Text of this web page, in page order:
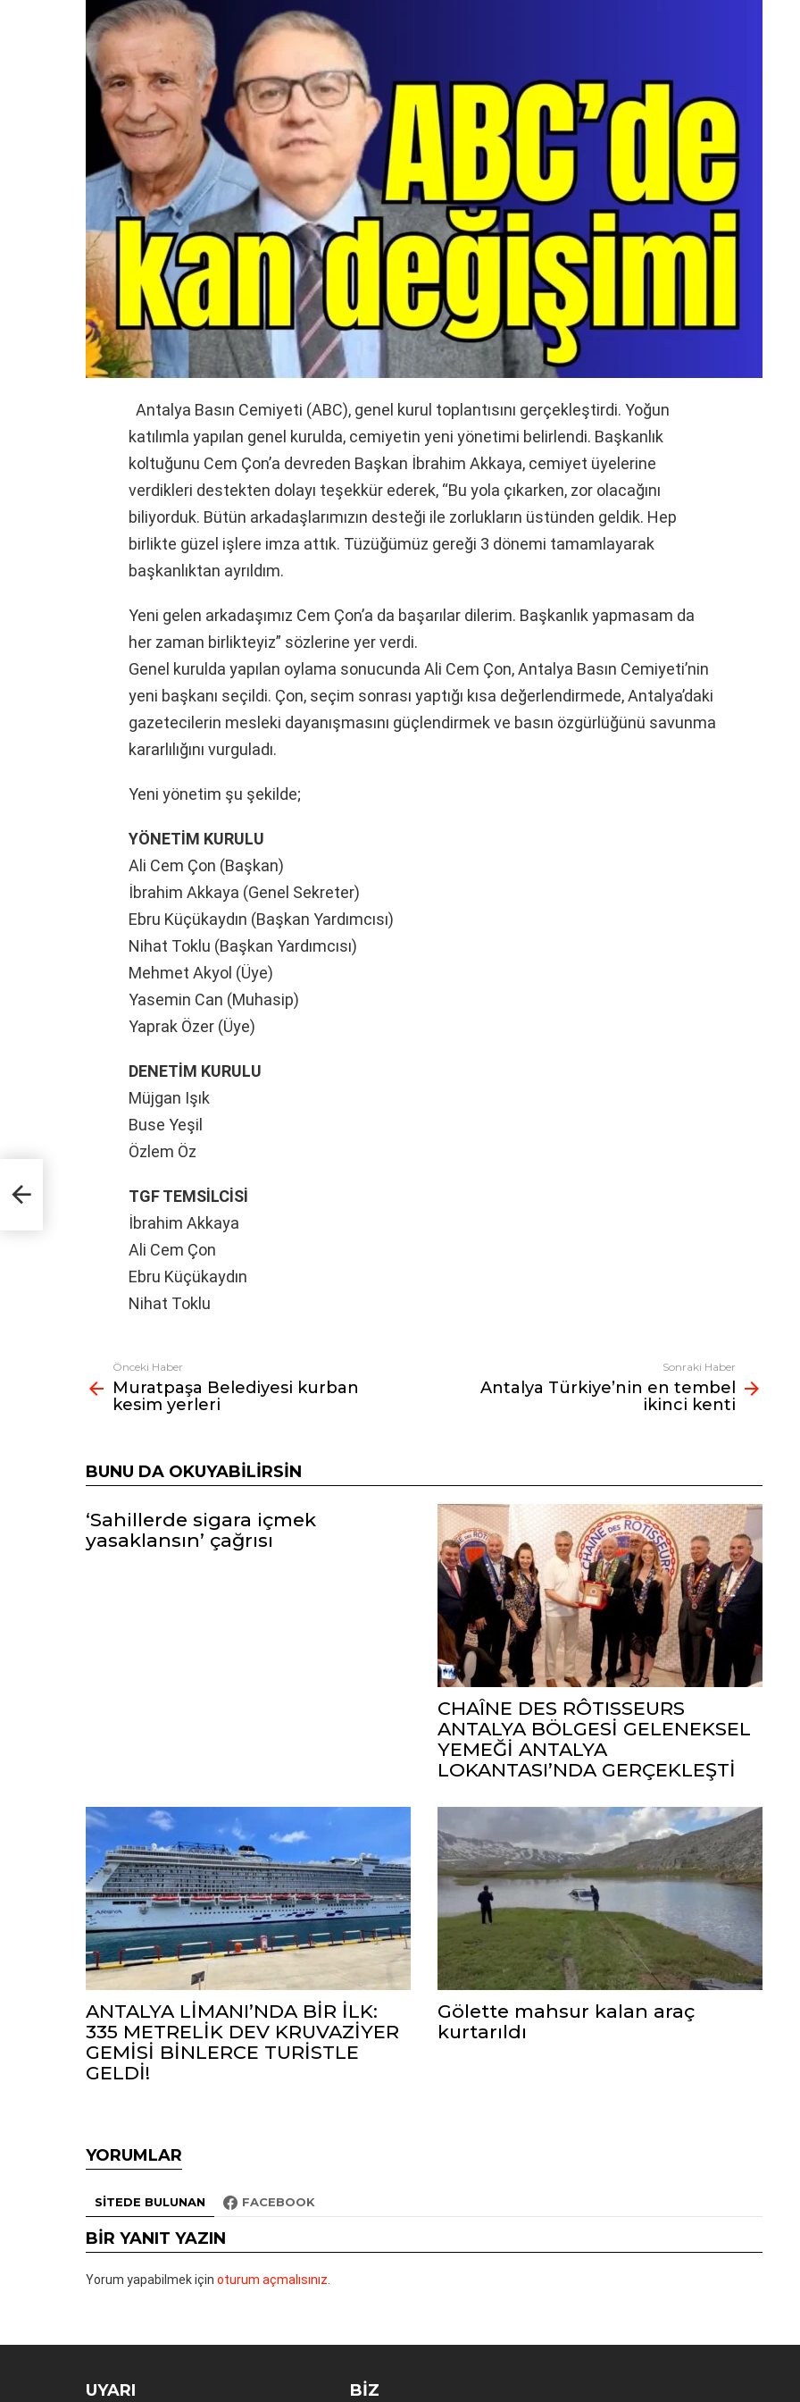
Antalya Basın Cemiyeti (ABC), genel kurul toplantısını gerçekleştirdi. Yoğun
katılımla yapılan genel kurulda, cemiyetin yeni yönetimi belirlendi. Başkanlık
koltuğunu Cem Çon’a devreden Başkan İbrahim Akkaya, cemiyet üyelerine
verdikleri destekten dolayı teşekkür ederek, “Bu yola çıkarken, zor olacağını
biliyorduk. Bütün arkadaşlarımızın desteği ile zorlukların üstünden geldik. Hep
birlikte güzel işlere imza attık. Tüzüğümüz gereği 3 dönemi tamamlayarak
başkanlıktan ayrıldım.
Yeni gelen arkadaşımız Cem Çon’a da başarılar dilerim. Başkanlık yapmasam da
her zaman birlikteyiz” sözlerine yer verdi.
Genel kurulda yapılan oylama sonucunda Ali Cem Çon, Antalya Basın Cemiyeti’nin
yeni başkanı seçildi. Çon, seçim sonrası yaptığı kısa değerlendirmede, Antalya’daki
gazetecilerin mesleki dayanışmasını güçlendirmek ve basın özgürlüğünü savunma
kararlılığını vurguladı.
Yeni yönetim şu şekilde;
YÖNETİM KURULU
Ali Cem Çon (Başkan)
İbrahim Akkaya (Genel Sekreter)
Ebru Küçükaydın (Başkan Yardımcısı)
Nihat Toklu (Başkan Yardımcısı)
Mehmet Akyol (Üye)
Yasemin Can (Muhasip)
Yaprak Özer (Üye)
DENETİM KURULU
Müjgan Işık
Buse Yeşil
Özlem Öz
TGF TEMSİLCİSİ
İbrahim Akkaya
Ali Cem Çon
Ebru Küçükaydın
Nihat Toklu
Fazlasına
bak
Önceki Haber
Muratpaşa Belediyesi kurban
kesim yerleri
Sonraki Haber
Antalya Türkiye’nin en tembel
ikinci kenti
BUNU DA OKUYABILIRSIN
‘Sahillerde sigara içmek
yasaklansın’ çağrısı
CHAÎNE DES RÔTISSEURS
ANTALYA BÖLGESİ GELENEKSEL
YEMEĞİ ANTALYA
LOKANTASI’NDA GERÇEKLEŞTİ
ANTALYA LİMANI’NDA BİR İLK:
335 METRELİK DEV KRUVAZİYER
GEMİSİ BİNLERCE TURİSTLE
GELDİ!
Gölette mahsur kalan araç
kurtarıldı
YORUMLAR
SITEDE BULUNAN FACEBOOK
BIR YANIT YAZIN
Yorum yapabilmek için oturum açmalısınız
UYARI BIZ